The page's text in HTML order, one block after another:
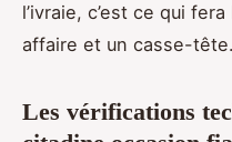
l’ivraie, c’est ce qui
affaire et un casse-tête.
Les vérifications